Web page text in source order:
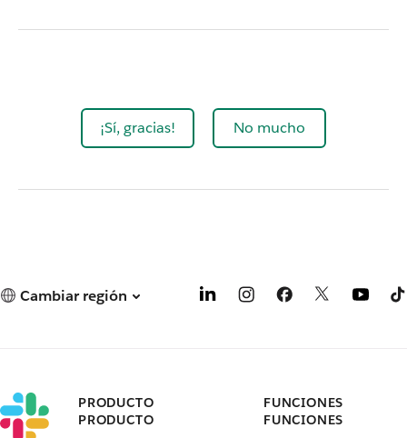
¡Sí, gracias! No mucho
Cambiar región
PRODUCTO
PRODUCTO
FUNCIONES
FUNCIONES